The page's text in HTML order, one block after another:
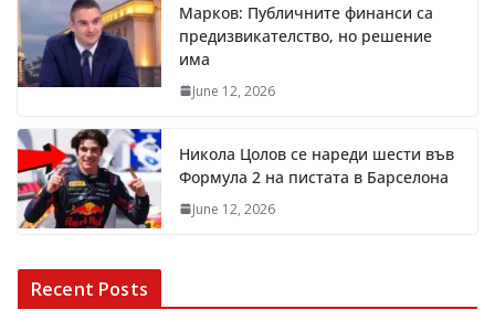
Марков: Публичните финанси са
предизвикателство, но решение
има
June 12, 2026
Никола Цолов се нареди шести във
Формула 2 на пистата в Барселона
June 12, 2026
Recent Posts